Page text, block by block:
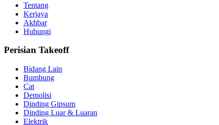
Tentang
Kerjaya
Akhbar
Hubungi
Perisian Takeoff
Bidang Lain
Bumbung
Cat
Demolisi
Dinding Gipsum
Dinding Luar & Luaran
Elektrik